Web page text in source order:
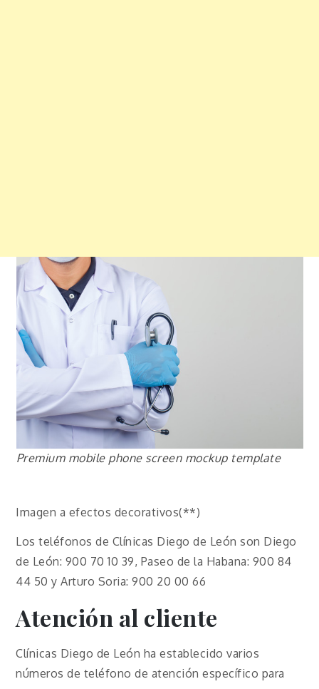
Premium mobile phone screen mockup template
Imagen a efectos decorativos(**)
Los teléfonos de Clínicas Diego de León son Diego
de León: 900 70 10 39, Paseo de la Habana: 900 84
44 50 y Arturo Soria: 900 20 00 66
Atención al cliente
Clínicas Diego de León ha establecido varios
números de teléfono de atención específico para